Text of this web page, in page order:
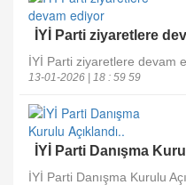
İYİ Parti ziyaretlere
İYİ Parti ziyaretlere devam
13-01-2026 | 18 : 59 59
İYİ Parti Danışma
İYİ Parti Danışma Kurulu